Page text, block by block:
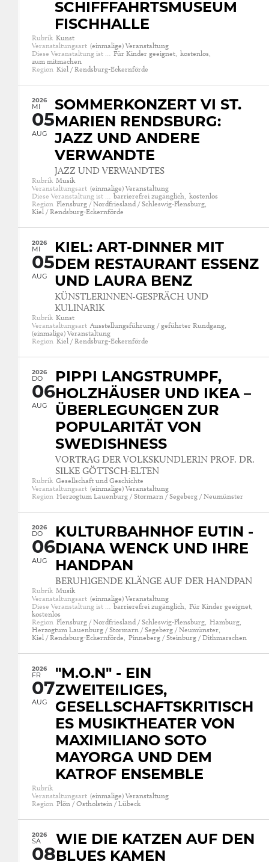
SCHIFFFAHRTSMUSEUM
FISCHHALLE
Rubrik Kunst
Veranstaltungsart (einmalige) Veranstaltung
Diese Veranstaltung ist … Für Kinder geeignet, kostenlos,
zum mitmachen
Region Kiel / Rendsburg-Eckernförde
2026
MI
05
AUG
SOMMERKONZERT VI ST.
MARIEN RENDSBURG:
JAZZ UND ANDERE
VERWANDTE
JAZZ UND VERWANDTES
Rubrik Musik
Veranstaltungsart (einmalige) Veranstaltung
Diese Veranstaltung ist … barrierefrei zugänglich, kostenlos
Region Flensburg / Nordfriesland / Schleswig-Flensburg,
Kiel / Rendsburg-Eckernförde
2026
MI
05
AUG
KIEL: ART-DINNER MIT
DEM RESTAURANT ESSENZ
UND LAURA BENZ
KÜNSTLERINNEN-GESPRÄCH UND
KULINARIK
Rubrik Kunst
Veranstaltungsart Ausstellungsführung / geführter Rundgang,
(einmalige) Veranstaltung
Region Kiel / Rendsburg-Eckernförde
2026
DO
06
AUG
PIPPI LANGSTRUMPF,
HOLZHÄUSER UND IKEA –
ÜBERLEGUNGEN ZUR
POPULARITÄT VON
SWEDISHNESS
VORTRAG DER VOLKSKUNDLERIN PROF. DR.
SILKE GÖTTSCH-ELTEN
Rubrik Gesellschaft und Geschichte
Veranstaltungsart (einmalige) Veranstaltung
Region Herzogtum Lauenburg / Stormarn / Segeberg / Neumünster
2026
DO
06
AUG
KULTURBAHNHOF EUTIN -
DIANA WENCK UND IHRE
HANDPAN
BERUHIGENDE KLÄNGE AUF DER HANDPAN
Rubrik Musik
Veranstaltungsart (einmalige) Veranstaltung
Diese Veranstaltung ist … barrierefrei zugänglich, Für Kinder geeignet,
kostenlos
Region Flensburg / Nordfriesland / Schleswig-Flensburg, Hamburg,
Herzogtum Lauenburg / Stormarn / Segeberg / Neumünster,
Kiel / Rendsburg-Eckernförde, Pinneberg / Steinburg / Dithmarschen
2026
FR
07
AUG
"M.O.N" - EIN
ZWEITEILIGES,
GESELLSCHAFTSKRITISCH
ES MUSIKTHEATER VON
MAXIMILIANO SOTO
MAYORGA UND DEM
KATROF ENSEMBLE
Rubrik
Veranstaltungsart (einmalige) Veranstaltung
Region Plön / Ostholstein / Lübeck
2026
SA
08
WIE DIE KATZEN AUF DEN
BLUES KAMEN